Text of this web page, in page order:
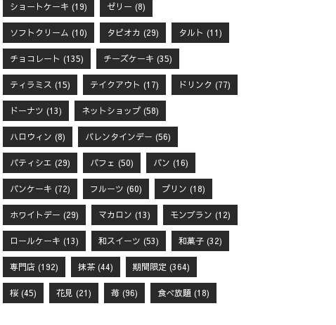
ショートケーキ (19) ゼリー (8)
ソフトクリーム (10) タピオカ (29) タルト (11)
チョコレート (135) チーズケーキ (35)
ティラミス (15) テイクアウト (17) ドリンク (77)
ドーナツ (13) ネットショップ(58)
ハロウィン (8) バレンタインデー (56)
パティシエ (29) パフェ (50) パン (16)
パンケーキ (72) フルーツ (60) プリン (18)
ホワイトデー (29) マカロン (13) モンブラン (12)
ロールケーキ (13) 和スイーツ (53) 和菓子(32)
専門店(192) 抹茶(44) 期間限定 (364)
桜(45) 花見 (21) 苺(96) 食べ放題(18)